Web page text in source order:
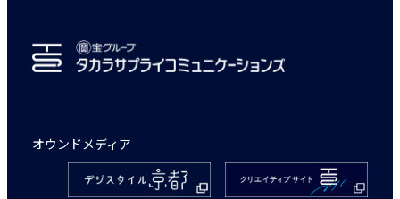
オウンドメディア